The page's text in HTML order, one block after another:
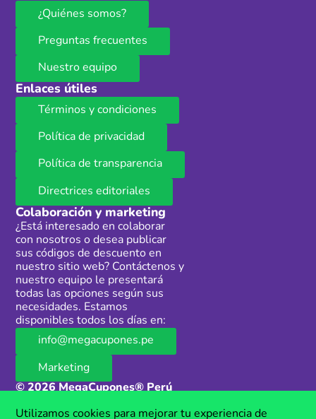
¿Quiénes somos?
Preguntas frecuentes
Nuestro equipo
Enlaces útiles
Términos y condiciones
Política de privacidad
Política de transparencia
Directrices editoriales
Colaboración y marketing
¿Está interesado en colaborar
con nosotros o desea publicar
sus códigos de descuento en
nuestro sitio web? Contáctenos y
nuestro equipo le presentará
todas las opciones según sus
necesidades. Estamos
disponibles todos los días en:
info@megacupones.pe
Marketing
© 2026 MegaCupones® Perú
Este sitio web contiene enlaces de afiliados a productos y servicios de
Utilizamos cookies para mejorar tu experiencia de